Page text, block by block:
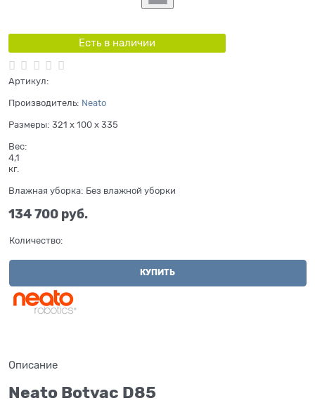
Есть в наличии
Артикул:
Производитель: Neato
Размеры: 321 x 100 x 335
Вес:
4,1
кг.
Влажная уборка: Без влажной уборки
134 700 руб.
Количество:
КУПИТЬ
Описание
Neato Botvac D85